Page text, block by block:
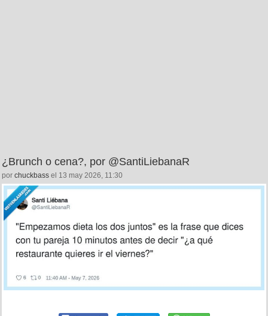
¿Brunch o cena?, por @SantiLiebanaR
por chuckbass el 13 may 2026, 11:30